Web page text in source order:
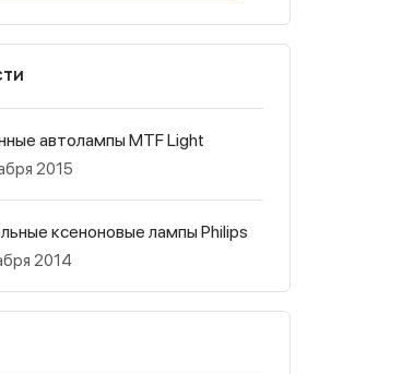
автолампы MTF Light
2015
ксеноновые лампы Philips
2014